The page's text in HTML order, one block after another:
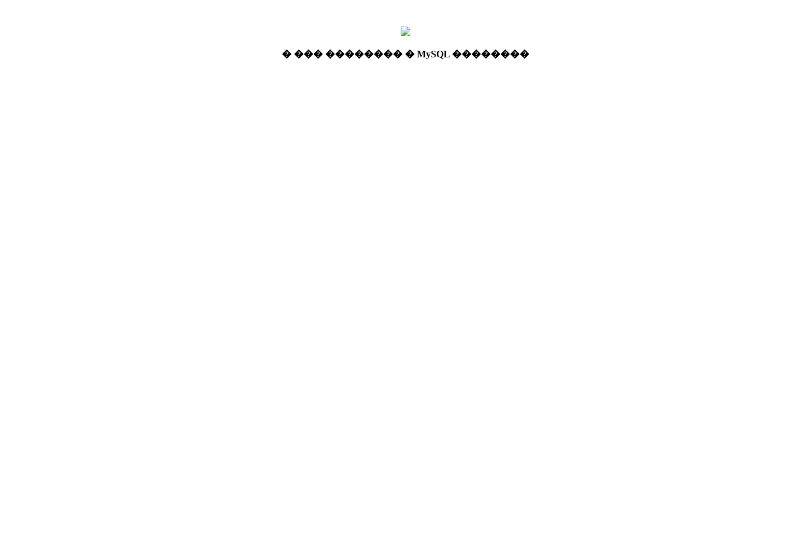
� ��� �������� � MySQL ��������